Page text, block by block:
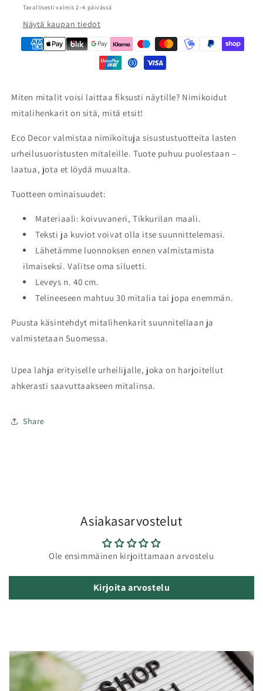
Tavallisesti valmis 2–4 päivässä
Näytä kaupan tiedot
Miten mitalit voisi laittaa fiksusti näytille? Nimikoidut
mitalihenkarit on sitä, mitä etsit!
Eco Decor valmistaa nimikoituja sisustustuotteita lasten
urheilusuoristusten mitaleille. Tuote puhuu puolestaan –
laatua, jota et löydä muualta.
Tuotteen ominaisuudet:
Materiaali: koivuvaneri, Tikkurilan maali.
Teksti ja kuviot voivat olla itse suunnittelemasi.
Lähetämme luonnoksen ennen valmistamista
ilmaiseksi. Valitse oma siluetti.
Leveys n. 40 cm.
Telineeseen mahtuu 30 mitalia tai jopa enemmän.
Puusta käsintehdyt mitalihenkarit suunnitellaan ja
valmistetaan Suomessa.
Upea lahja erityiselle urheilijalle, joka on harjoitellut
ahkerasti saavuttaakseen mitalinsa.
Share
Asiakasarvostelut
Ole ensimmäinen kirjoittamaan arvostelu
Kirjoita arvostelu